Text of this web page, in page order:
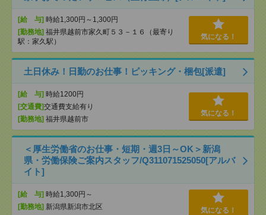
[給 与] 時給1,300円～1,300円
[勤務地] 福井県越前市家久町５３－１６（最寄り
駅：家久駅）
気になる！
土日休み！日勤のお仕事！ピッキング・梱包[派遣]
[給 与] 時給1200円
[交通費]交通費支給有り
[勤務地] 福井県越前市
気になる！
＜厚生労働省のお仕事・短期・週3日～OK＞新潟
県・労働保険ご案内スタッフ/Q311071525050[アルバ
イト]
[給 与] 時給1,300円～
[勤務地] 新潟県新潟市北区 気になる！